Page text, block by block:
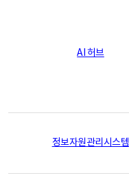
AI 허브
정보자원관리시스템